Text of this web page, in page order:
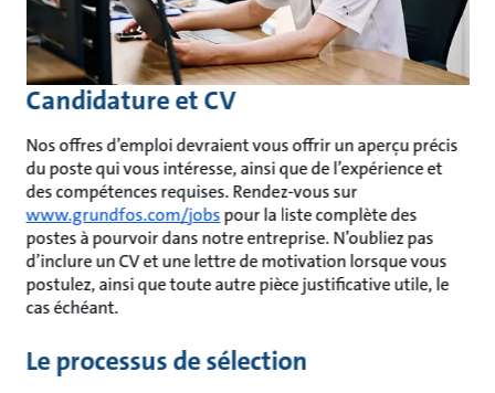
Candidature et CV
Nos offres d’emploi devraient vous offrir un aperçu précis
du poste qui vous intéresse, ainsi que de l’expérience et
des compétences requises. Rendez-vous sur
www.grundfos.com/jobspour la liste complète des
postes à pourvoir dans notre entreprise. N’oubliez pas
d’inclure un CV et une lettre de motivation lorsque vous
postulez, ainsi que toute autre pièce justificative utile, le
cas échéant.
Le processus de sélection